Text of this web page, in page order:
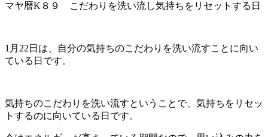
マヤ暦K８９ こだわりを洗い流し気持ちをリセットする日
1月22日は、自分の気持ちのこだわりを洗い流すことに向い
ている日です。
気持ちのこだわりを洗い流すということで、気持ちをリセッ
トするのに向いている日です。